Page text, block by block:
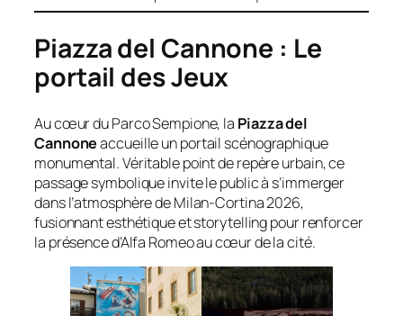
Piazza del Cannone : Le
portail des Jeux
Au cœur du Parco Sempione, la Piazza del
Cannoneaccueille un portail scénographique
monumental. Véritable point de repère urbain, ce
passage symbolique invite le public à s’immerger
dans l’atmosphère de Milan-Cortina 2026,
fusionnant esthétique et storytelling pour renforcer
la présence d’Alfa Romeo au cœur de la cité.